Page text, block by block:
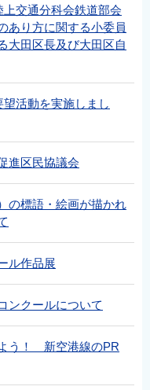
交通分科会鉄道部会
あり方に関する小委員
大田区長及び大田区自
活動を実施しまし
進区民協議会
の標語・絵画が描かれ
ル作品展
ンクールについて
う！ 新空港線のPR